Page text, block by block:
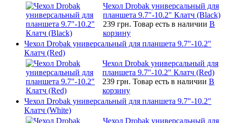
Чехол Drobak универсальный для
планшета 9.7"-10.2" Клатч (Black)
239 грн. Товар есть в наличии В
корзину
Чехол Drobak универсальный для планшета 9.7"-10.2"
Клатч (Red)
Чехол Drobak универсальный для
планшета 9.7"-10.2" Клатч (Red)
239 грн. Товар есть в наличии В
корзину
Чехол Drobak универсальный для планшета 9.7"-10.2"
Клатч (White)
Чехол Drobak универсальный для